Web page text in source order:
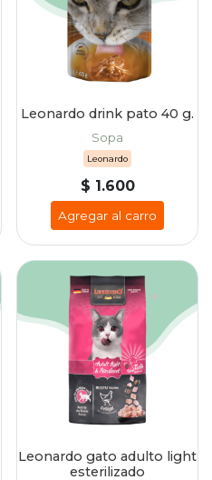
Leonardo drink pato 40 g.
Sopa
Leonardo
$ 1.600
Agregar al carro
Leonardo gato adulto light
esterilizado